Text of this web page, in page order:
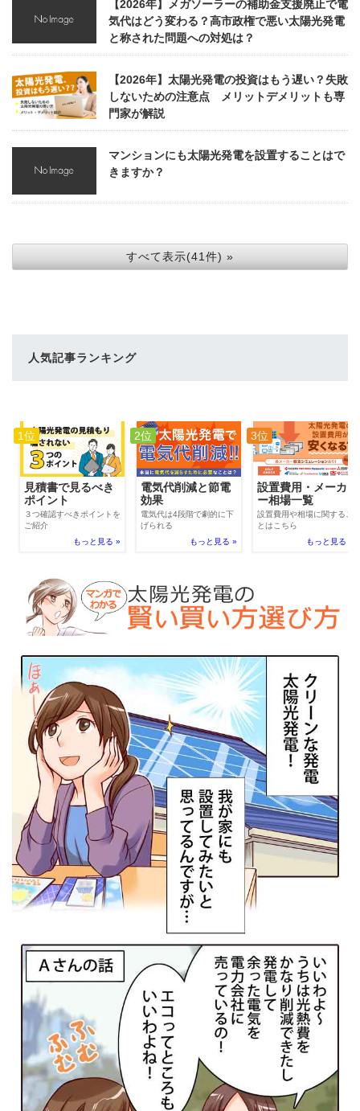
【2026年】メガソーラーの補助金支援廃止で電
気代はどう変わる？高市政権で悪い太陽光発電
と称された問題への対処は？
【2026年】太陽光発電の投資はもう遅い？失敗
しないための注意点 メリットデメリットも専
門家が解説
マンションにも太陽光発電を設置することはで
きますか？
すべて表示(41件) »
人気記事ランキング
1位
見積書で見るべき
ポイント
３つ確認すべきポイントを
ご紹介
もっと見る »
2位
電気代削減と節電
効果
電気代は4段階で劇的に下
げられる
もっと見る »
3位
設置費用・メーカ
ー相場一覧
設置費用や相場に関するこ
とはこちら
もっと見る »